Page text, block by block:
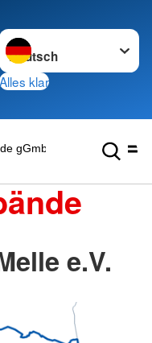
Sprache wechseln zu
Alles klar
gGmbH
e.V.